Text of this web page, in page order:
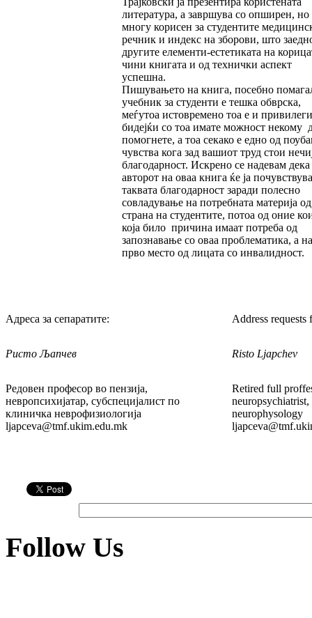
литература, а за­вршува со опширен, но
многу корисен за сту­ден­тите
речник и индекс на збо­ро­ви, што
другите елементи-естетиката на
чини книгата и од технички ас­пект
успешна.
Пишувањето на книга, посебно
учеб­ник за студенти е тешка обврска,
меѓутоа исто­вре­мено тоа е и
бидејќи со тоа имате можност некому
помогнете, а тоа се­како е едно од
чувства кога зад вашиот труд стои
благодарност. Искрено се надевам дека
авторот на оваа книга ќе ја по­чув­ствува
таквата благодарност заради полесно
совладување на потребната материја од
страна на студентите, потоа од оние
која било при­чина имаат потреба од
запознавање со оваа проблематика, а на
прво место од лицата со ин­ва­лидност.
Адреса за сепаратите: Address requests
Ристо Љапчев Risto Ljapchev
Редовен професор во пензија,
невропсихијатар, субспецијалист по
клиничка неврофизиологија
ljapceva@tmf.ukim.edu.mk
Retired full
neurophysology
Follow Us